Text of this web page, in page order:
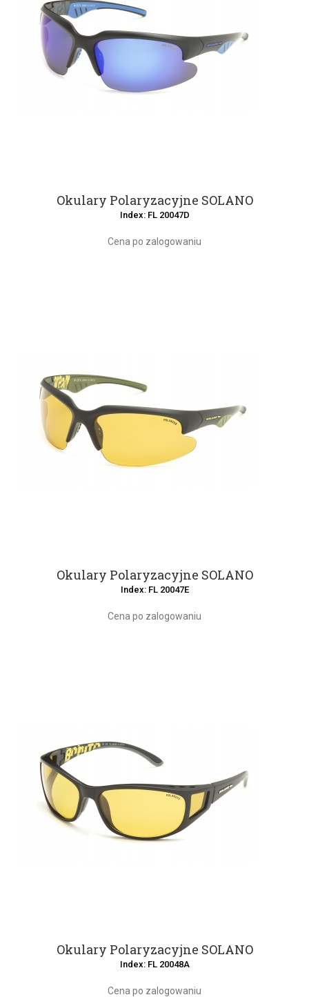
Okulary Polaryzacyjne SOLANO
Index: FL 20047D
Cena po zalogowaniu
Okulary Polaryzacyjne SOLANO
Index: FL 20047E
Cena po zalogowaniu
Okulary Polaryzacyjne SOLANO
Index: FL 20048A
Cena po zalogowaniu